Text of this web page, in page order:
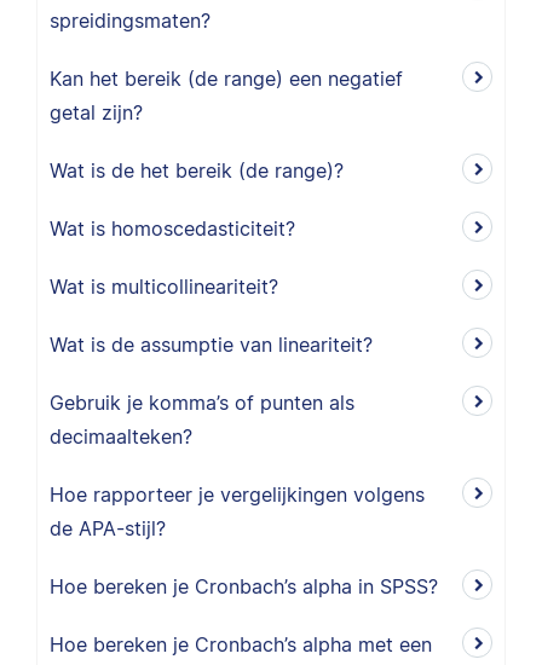
spreidingsmaten?
Kan het bereik (de range) een negatief
getal zijn?
Wat is de het bereik (de range)?
Wat is homoscedasticiteit?
Wat is multicollineariteit?
Wat is de assumptie van lineariteit?
Gebruik je komma’s of punten als
decimaalteken?
Hoe rapporteer je vergelijkingen volgens
de APA-stijl?
Hoe bereken je Cronbach’s alpha in SPSS?
Hoe bereken je Cronbach’s alpha met een